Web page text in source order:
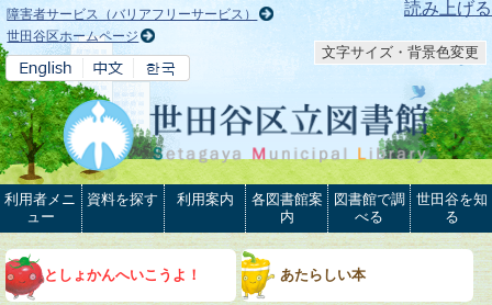
本文へ 読み上げる
障害者サービス（バリアフリーサービス）
世田谷区ホームページ
文字サイズ・背景色変更
利用者メニ
ュー
資料を探す 利用案内
各図書館案
内
図書館で調
べる
世田谷を知
る
としょかんへいこうよ！ あたらしい本